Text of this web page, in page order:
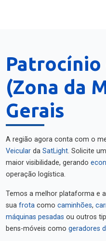
(Zona da
Gerais
A região agora conta com o
Veicular da SatLight. Solicite um
maior visibilidade, gerando
operação logística.
Temos a melhor plataforma e
sua frota como caminhões,
máquinas pesadas ou outros
bens-móveis como geradores